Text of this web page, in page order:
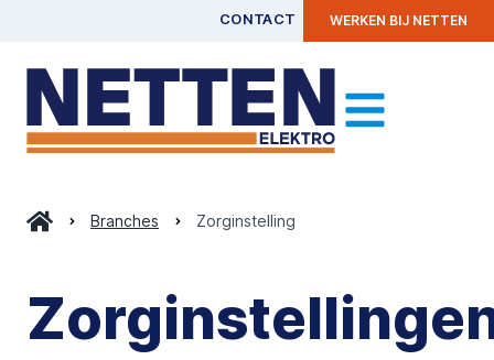
CONTACT WERKEN BIJ NETTEN
Branches Zorginstelling